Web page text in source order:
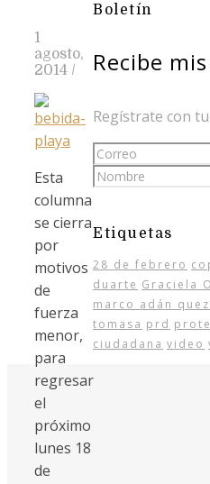
1
agosto,
2014 /
Esta
columna
se cierra
por
motivos
de
fuerza
menor,
para
regresar
el
próximo
lunes 18
de
Boletín
Recibe
Regístrate con
Etiquetas
28 de febrero
duarte Graciela
marco adán
tomasa prd
ciudadana video